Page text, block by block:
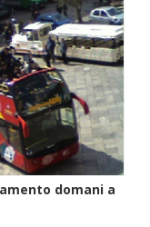
domani a